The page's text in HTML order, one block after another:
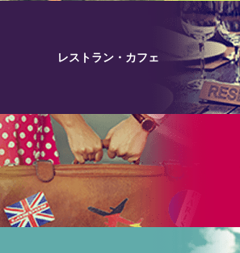
レストラン・カフェ